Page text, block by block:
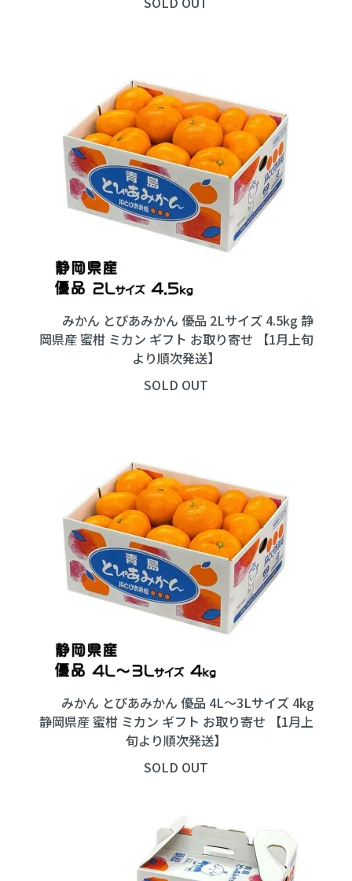
みかん とぴあみかん 優品 2Lサイズ 4.5kg 静
岡県産 蜜柑 ミカン ギフト お取り寄せ 【1月上旬
より順次発送】
SOLD OUT
みかん とぴあみかん 優品 4L～3Lサイズ 4kg
静岡県産 蜜柑 ミカン ギフト お取り寄せ 【1月上
旬より順次発送】
SOLD OUT